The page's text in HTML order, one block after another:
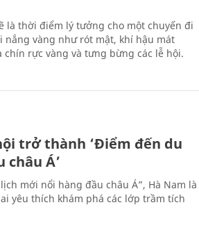
là thời điểm lý tưởng cho một chuyến đi
nắng vàng như rót mật, khí hậu mát
rực vàng và tưng bừng các lễ hội.
trở thành ‘Điểm đến du
Á’
mới nổi hàng đầu châu Á”, Hà Nam là
yêu thích khám phá các lớp trầm tích